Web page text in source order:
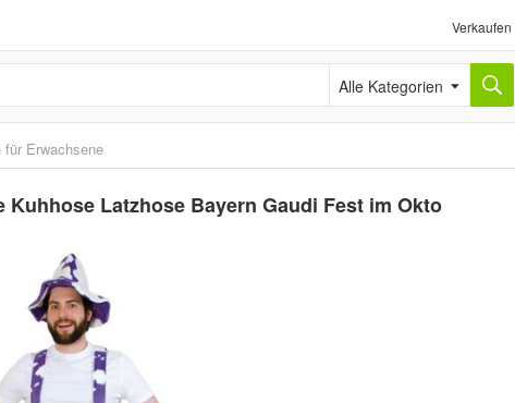
Verkaufen
Alle Kategorien
für Erwachsene
Latzhose Bayern Gaudi Fest im Okto